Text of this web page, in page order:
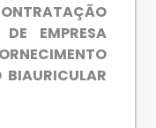
EMPRESA